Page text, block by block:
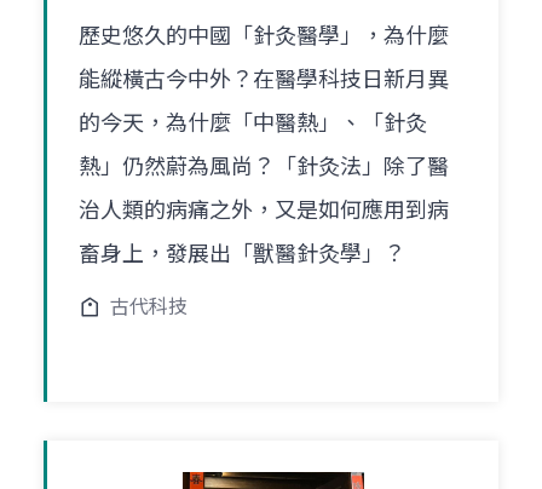
歷史悠久的中國「針灸醫學」，為什麼
能縱橫古今中外？在醫學科技日新月異
的今天，為什麼「中醫熱」、「針灸
熱」仍然蔚為風尚？「針灸法」除了醫
治人類的病痛之外，又是如何應用到病
畜身上，發展出「獸醫針灸學」？
古代科技